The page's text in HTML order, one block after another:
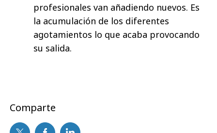
profesionales van añadiendo nuevos. Es
la acumulación de los diferentes
agotamientos lo que acaba provocando
su salida.
Comparte